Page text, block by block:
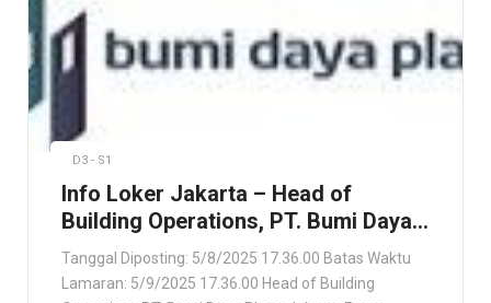
Membantu dalam proyek khusus dan tugas lain […]
D3 - S1
Info Loker Jakarta – Head of
Building Operations, PT. Bumi Daya
Plaza
Tanggal Diposting: 5/8/2025 17.36.00 Batas Waktu
Lamaran: 5/9/2025 17.36.00 Head of Building